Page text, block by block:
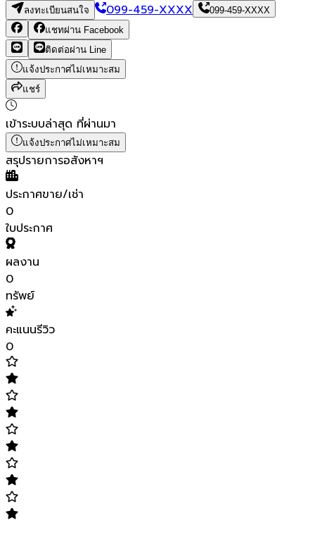
ลงทะเบียนสนใจ 099-459-XXXX
099-459-XXXX
แชทผ่าน Facebook
ติดต่อผ่าน Line
แจ้งประกาศไม่เหมาะสม
แชร์
เข้าระบบล่าสุด ที่ผ่านมา
แจ้งประกาศไม่เหมาะสม
สรุปรายการอสังหาฯ
ประกาศขาย/เช่า
0
ใบประกาศ
ผลงาน
0
ทรัพย์
คะแนนรีวิว
0